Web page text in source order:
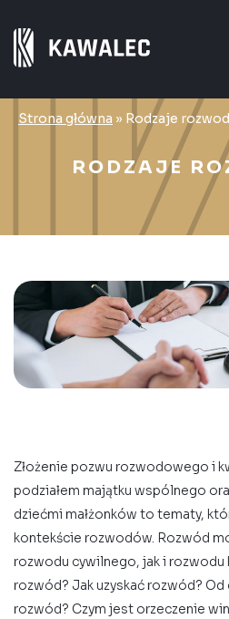
Strona główna » Rodzaje
RODZAJE
Złożenie pozwu rozwodowego i
podziałem majątku wspólnego
dziećmi małżonków to tematy,
kontekście rozwodów. Rozwód
rozwodu cywilnego, jak i
rozwód? Jak uzyskać rozwód?
rozwód? Czym jest orzeczenie